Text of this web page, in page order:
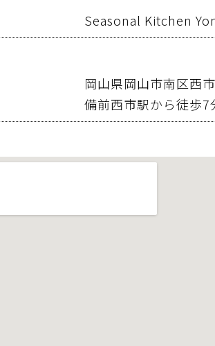
Seasonal Kitchen
岡山県岡山市南区西
備前西市駅から徒歩7